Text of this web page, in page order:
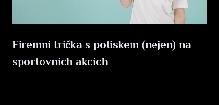
Firemní trička s potiskem (nejen) na
sportovních akcích